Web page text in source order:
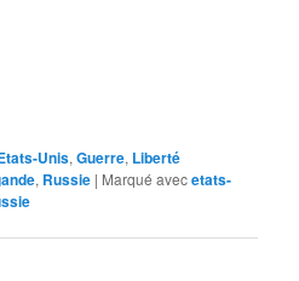
Unis,Guerre, Liberté
, Russie | Marqué avecetats-